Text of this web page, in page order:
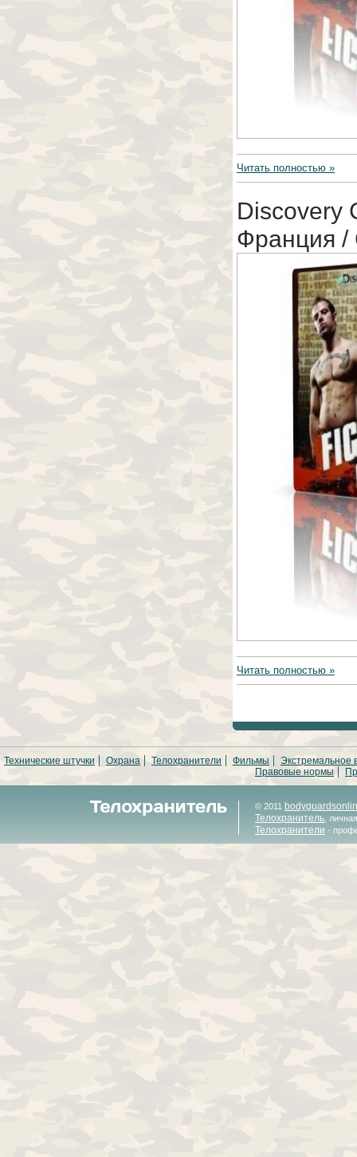
Читать полностью »
Discovery
Франция /
Читать полностью »
Технические штучки Охрана Телохранители Фильмы
Экстремальное
Правовые нормы
© 2011
Телохранитель,
Телохранители -